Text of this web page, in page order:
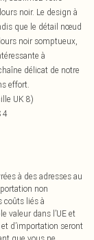
noir. Le design à
que le détail nœud
noir somptueux,
à
délicat de notre
effort.
UK 8)
4
à des adresses au
non
coûts liés à
valeur dans l’UE et
d’importation seront